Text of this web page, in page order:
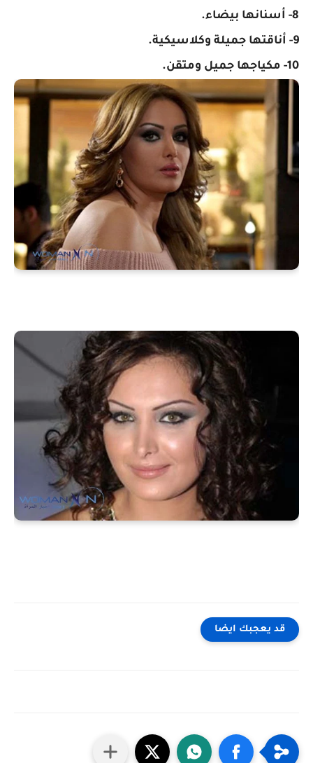
8- أسنانها بيضاء.
9- أناقتها جميلة وكلاسيكية.
10- مكياجها جميل ومتقن.
قد يعجبك ايضا